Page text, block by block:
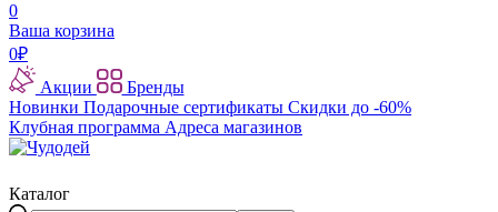
0
Ваша корзина
0₽
Акции
Бренды
Новинки Подарочные сертификаты Скидки до -60%
Клубная программа Адреса магазинов
Каталог